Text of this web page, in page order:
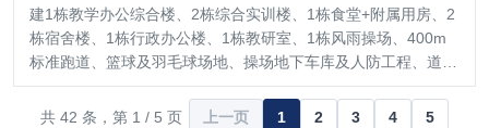
建1栋教学办公综合楼、2栋综合实训楼、1栋食堂+附属用房、2
栋宿舍楼、1栋行政办公楼、1栋教研室、1栋风雨操场、400m
标准跑道、篮球及羽毛球场地、操场地下车库及人防工程、道路
广场，以及室外市政管网、景观绿化、消防水池、化粪池、室外
照明、室外监控、围墙、大门…
共 42 条，第 1 / 5 页 上一页 1 2 3 4 5